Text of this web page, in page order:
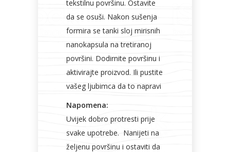
tekstilnu površinu. Ostavite
da se osuši. Nakon sušenja
formira se tanki sloj mirisnih
nanokapsula na tretiranoj
površini. Dodirnite površinu i
aktivirajte proizvod. Ili pustite
vašeg ljubimca da to napravi
Napomena:
Uvijek dobro protresti prije
svake upotrebe. Nanijeti na
željenu površinu i ostaviti da